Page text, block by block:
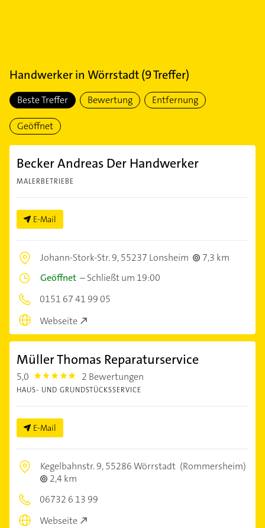
Handwerkerin Wörrstadt(9Treffer)
Beste Treffer Bewertung Entfernung
Geöffnet
Becker Andreas Der Handwerker
MALERBETRIEBE
E-Mail
Johann-Stork-Str. 9,55237 Lonsheim
7,3 km
Geöffnet –Schließt um 19:00
0151 67 41 99 05
Webseite
Müller Thomas Reparaturservice
5,0 5.0 2 Bewertungen
HAUS- UND GRUNDSTÜCKSSERVICE
E-Mail
Kegelbahnstr. 9,55286 Wörrstadt (Rommersheim)
2,4 km
06732 6 13 99
Webseite